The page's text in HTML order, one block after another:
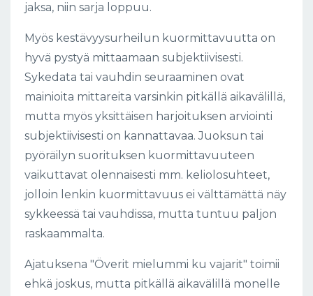
jaksa, niin sarja loppuu.
Myös kestävyysurheilun kuormittavuutta on
hyvä pystyä mittaamaan subjektiivisesti.
Sykedata tai vauhdin seuraaminen ovat
mainioita mittareita varsinkin pitkällä aikavälillä,
mutta myös yksittäisen harjoituksen arviointi
subjektiivisesti on kannattavaa. Juoksun tai
pyöräilyn suorituksen kuormittavuuteen
vaikuttavat olennaisesti mm. keliolosuhteet,
jolloin lenkin kuormittavuus ei välttämättä näy
sykkeessä tai vauhdissa, mutta tuntuu paljon
raskaammalta.
Ajatuksena "Överit mielummi ku vajarit" toimii
ehkä joskus, mutta pitkällä aikavälillä monelle